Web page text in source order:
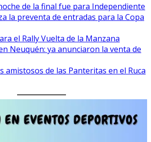
de la final fue para Independiente
la preventa de entradas para la Copa
el Rally Vuelta de la Manzana
Neuquén: ya anunciaron la venta de
amistosos de las Panteritas en el Ruca